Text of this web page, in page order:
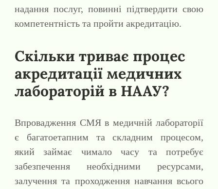
надання послуг, повинні підтвердити свою
компетентність та пройти акредитацію.
Скільки триває процес
акредитації медичних
лабораторій в НААУ?
Впровадження СМЯ в медичній лабораторії
є багатоетапним та складним процесом,
який займає чимало часу та потребує
забезпечення необхідними ресурсами,
залучення та проходження навчання всього